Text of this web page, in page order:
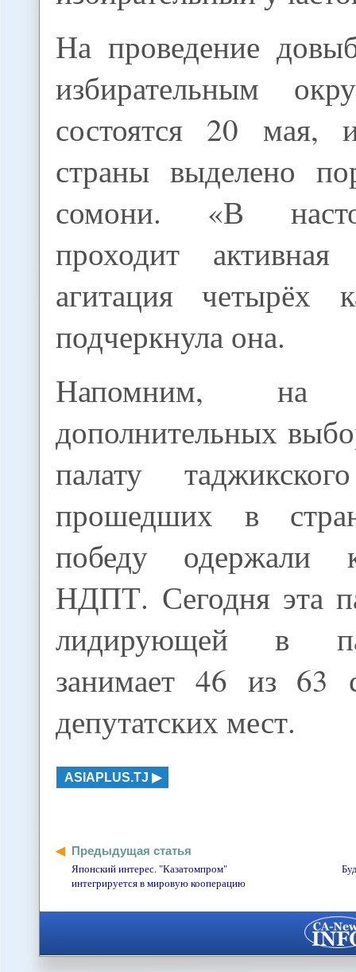
На проведение
избирательным
состоятся 20 мая,
страны выделено
сомони. «В
проходит активная
агитация четырёх
подчеркнула она.
Напомним, на
дополнительных
палату
прошедших в
победу одержали
НДПТ. Сегодня эта
лидирующей в
занимает 46 из 63
депутатских мест.
ASIAPLUS.TJ
Предыдущая статья
Японский интерес. "Казатомпром"
интегрируется в мировую кооперацию